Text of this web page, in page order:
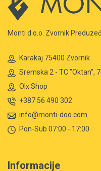
Monti d.o.o. Zvornik
Karakaj 75400 Zvornik
Sremska 2 - TC ”Oktan”,
Olx Shop
+387 56 490 302
info@monti-doo.com
Pon-Sub 07:00 - 17:00
Informacije